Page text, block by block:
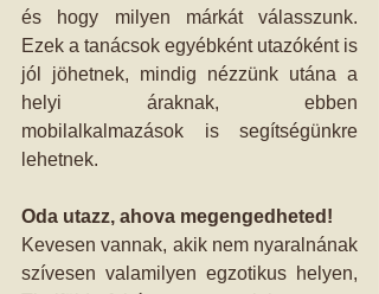
és hogy milyen márkát válasszunk.
Ezek a tanácsok egyébként utazóként is
jól jöhetnek, mindig nézzünk utána a
helyi áraknak, ebben
mobilalkalmazások is segítségünkre
lehetnek.
Oda utazz, ahova megengedheted!
Kevesen vannak, akik nem nyaralnának
szívesen valamilyen egzotikus helyen,